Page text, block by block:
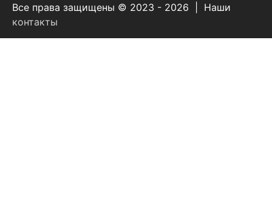
Все права защищены © 2023 - 2026 | Наши
контакты